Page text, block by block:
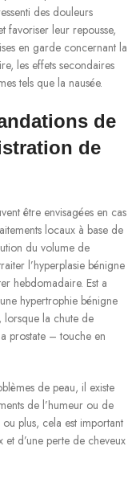
des douleurs
favoriser leur repousse,
en garde concernant la
les effets secondaires
tels que la nausée.
de
de
être envisagées en cas
locaux à base de
du volume de
l’hyperplasie bénigne
hebdomadaire. Est a
hypertrophie bénigne
lorsque la chute de
prostate – touche en
de peau, il existe
de l’humeur ou de
plus, cela est important
d’une perte de cheveux